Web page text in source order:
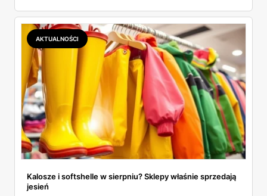
kosztuje i po czym poznać, że sprzedawca nie wciska nam
podróbki. Spisałam wszystko, czego się dowiedziałam —
łącznie z jedną wpadką, o której za chwilę.
AKTUALNOŚCI
Kalosze i softshelle w sierpniu? Sklepy właśnie sprzedają
jesień